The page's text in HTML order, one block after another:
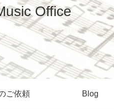
Office
ご依頼 Blog